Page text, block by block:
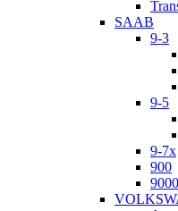
SAAB
9-3
9-5
9-7x
900
9000